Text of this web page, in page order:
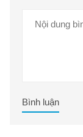
Bình luận